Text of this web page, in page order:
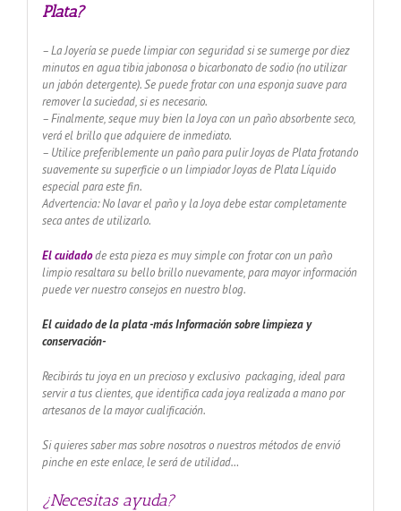
Plata?
– La Joyería se puede limpiar con seguridad si se sumerge por diez
minutos en agua tibia jabonosa o bicarbonato de sodio (no utilizar
un jabón detergente). Se puede frotar con una esponja suave para
remover la suciedad, si es necesario.
– Finalmente, seque muy bien la Joya con un paño absorbente seco,
verá el brillo que adquiere de inmediato.
– Utilice preferiblemente un paño para pulir Joyas de Plata frotando
suavemente su superficie o un limpiador Joyas de Plata Líquido
especial para este fin.
Advertencia: No lavar el paño y la Joya debe estar completamente
seca antes de utilizarlo.
El cuidadode esta pieza es muy simple con frotar con un paño
limpio resaltara su bello brillo nuevamente, para mayor información
puede ver nuestro consejos en nuestro blog.
El cuidado dela plata -más Información sobre limpieza y
conservación-
Recibirás tu joya en un precioso y exclusivo packaging, ideal para
servir a tus clientes, que identifica cada joya realizada a mano por
artesanos de la mayor cualificación.
Si quieres saber mas sobre nosotros o nuestros métodos de envió
pinche en este enlace, le será de utilidad…
¿Necesitas ayuda?